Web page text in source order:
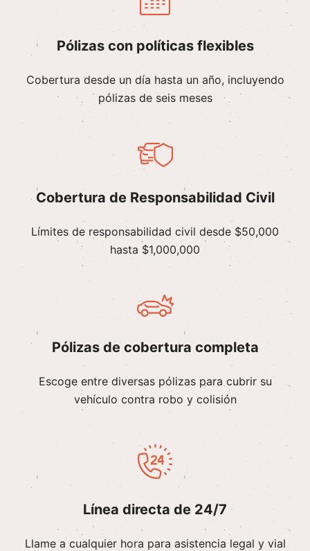
Pólizas con políticas flexibles
Cobertura desde un día hasta un año, incluyendo
pólizas de seis meses
Cobertura de Responsabilidad Civil
Límites de responsabilidad civil desde $50,000
hasta $1,000,000
Pólizas de cobertura completa
Escoge entre diversas pólizas para cubrir su
vehículo contra robo y colisión
Línea directa de 24/7
Llame a cualquier hora para asistencia legal y vial